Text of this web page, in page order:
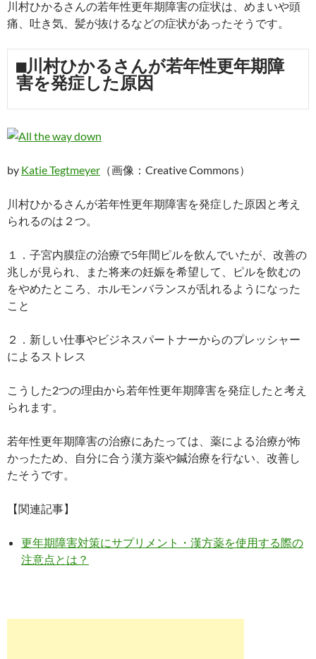
川村ひかるさんの若年性更年期障害の症状は、めまいや頭
痛、吐き気、髪が抜けるなどの症状があったそうです。
■川村ひかるさんが若年性更年期障
害を発症した原因
by Katie Tegtmeyer （画像：Creative Commons）
川村ひかるさんが若年性更年期障害を発症した原因と考え
られるのは２つ。
１．子宮内膜症の治療で5年間ピルを飲んでいたが、改善の
兆しが見られ、また将来の妊娠を希望して、ピルを飲むの
をやめたところ、ホルモンバランスが乱れるようになった
こと
２．新しい仕事やビジネスパートナーからのプレッシャー
によるストレス
こうした2つの理由から若年性更年期障害を発症したと考え
られます。
若年性更年期障害の治療にあたっては、薬による治療が怖
かったため、自分に合う漢方薬や鍼治療を行ない、改善し
たそうです。
【関連記事】
更年期障害対策にサプリメント・漢方薬を使用する際の
注意点とは？